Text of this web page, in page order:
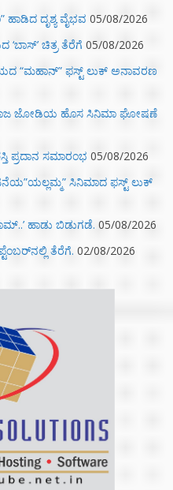
ದೃಶ್ಯ ವೈಭವ 05/08/2026
ಚಿತ್ರ ತೆರೆಗೆ 05/08/2026
“ಮಹಾನ್” ಫಸ್ಟ್ ಲುಕ್ ಅನಾವರಣ
ಜೋಡಿಯ ಹೊಸ ಸಿನಿಮಾ ಘೋಷಣೆ
ಪ್ರದಾನ ಸಮಾರಂಭ 05/08/2026
ಸಿನಿಮಾದ ಫಸ್ಟ್‌ ಲುಕ್‌
ಹಾಡು ಬಿಡುಗಡೆ. 05/08/2026
ತೆರೆಗೆ. 02/08/2026